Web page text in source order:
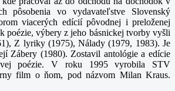
pôsobenia vo vydavateľstve Slovenský
viacerých edícií pôvodnej i preloženej
poézie, výbery z jeho básnickej tvorby vyšli
Z lyriky (1975), Nálady (1979, 1983). Je
Zábery (1980). Zostavil antológie a edície
poézie. V roku 1995 vyrobila STV
film o ňom, pod názvom Milan Kraus.